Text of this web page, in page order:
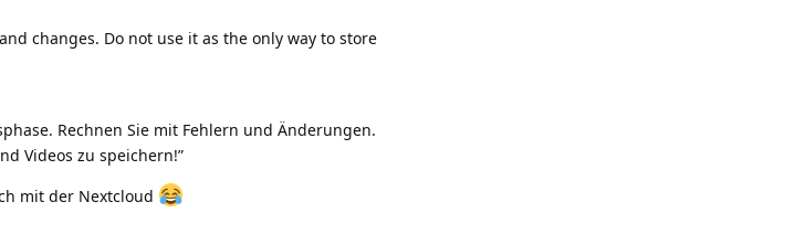
changes. Do not use it as the only way to store
Rechnen Sie mit Fehlern und Änderungen.
Videos zu speichern!”
mit der Nextcloud